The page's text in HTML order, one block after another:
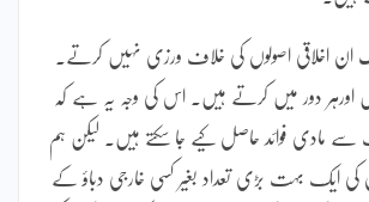
ان اخلاقی اصولوں کی خلاف ورزی نہیں کرتے۔
دور میں کرتے ہیں۔ اس کی وجہ یہ ہے کہ
مادی فوائد حاصل کیے جا سکتے ہیں۔ لیکن ہم
کی ایک بہت بڑی تعداد بغیر کسی خارجی دباؤ کے